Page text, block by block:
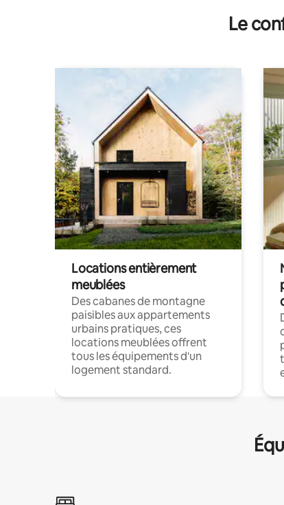
Le
Locations entièrement
meublées
Des cabanes de montagne
paisibles aux appartements
urbains pratiques, ces
locations meublées offrent
tous les équipements d'un
logement standard.